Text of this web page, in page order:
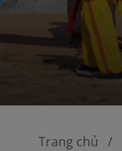
Trang chủ